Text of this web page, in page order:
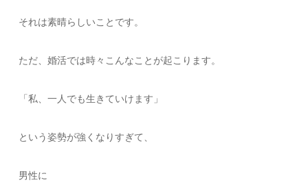
それは素晴らしいことです。
ただ、婚活では時々こんなことが起こります。
「私、一人でも生きていけます」
という姿勢が強くなりすぎて、
男性に